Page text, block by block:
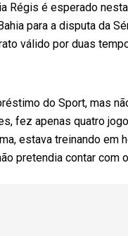
Régis é esperado
para a disputa da
válido por duas
do Sport, mas
fez apenas quatro
estava treinando em
pretendia contar com